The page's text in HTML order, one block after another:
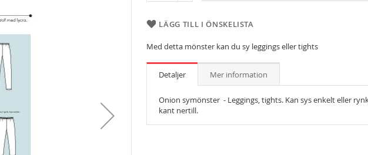
LÄGG TILL I ÖNSKELISTA
Med detta mönster kan du sy leggings eller tights
Detaljer
Onion symönster - Leggings, tights. Kan sys enkelt eller
kant nertill.
Mer information